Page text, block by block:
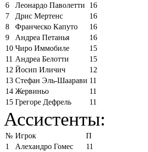
6
Леонардо Паволетти
16
7
Дрис Мертенс
16
8
Франческо Капуто
16
9
Андреа Петанья
16
10 Чиро Иммобиле
15
11 Андреа Белотти
15
12 Йосип Иличич
12
13 Стефан Эль-Шаарави 11
14 Жервиньо
11
15 Грегоре Дефрель 11
Ассистенты:
№ Игрок
П
1
Алехандро Гомес
11